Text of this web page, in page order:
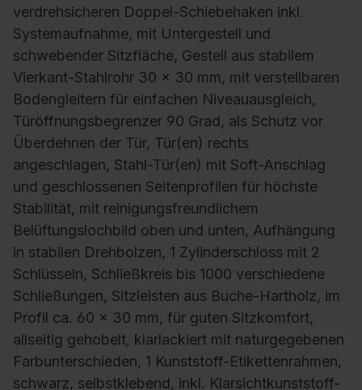
verdrehsicheren Doppel-Schiebehaken inkl.
Systemaufnahme, mit Untergestell und
schwebender Sitzfläche, Gestell aus stabilem
Vierkant-Stahlrohr 30 x 30 mm, mit verstellbaren
Bodengleitern für einfachen Niveauausgleich,
Türöffnungsbegrenzer 90 Grad, als Schutz vor
Überdehnen der Tür, Tür(en) rechts
angeschlagen, Stahl-Tür(en) mit Soft-Anschlag
und geschlossenen Seitenprofilen für höchste
Stabilität, mit reinigungsfreundlichem
Belüftungslochbild oben und unten, Aufhängung
in stabilen Drehbolzen, 1 Zylinderschloss mit 2
Schlüsseln, Schließkreis bis 1000 verschiedene
Schließungen, Sitzleisten aus Buche-Hartholz, im
Profil ca. 60 x 30 mm, für guten Sitzkomfort,
allseitig gehobelt, klarlackiert mit naturgegebenen
Farbunterschieden, 1 Kunststoff-Etikettenrahmen,
schwarz, selbstklebend, inkl. Klarsichtkunststoff-